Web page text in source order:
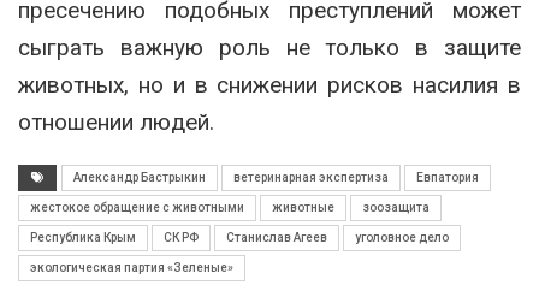
пресечению подобных преступлений может
сыграть важную роль не только в защите
животных, но и в снижении рисков насилия в
отношении людей.
Александр Бастрыкин ветеринарная экспертиза Евпатория
жестокое обращение с животными животные зоозащита
Республика Крым СК РФ Станислав Агеев уголовное дело
экологическая партия «Зеленые»